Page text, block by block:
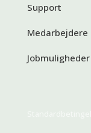
Support
Medarbejdere
Jobmuligheder